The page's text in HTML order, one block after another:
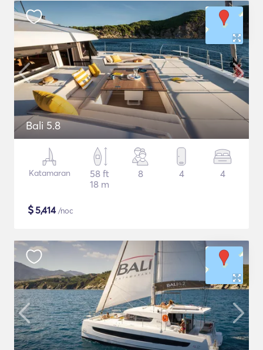
Bali 5.8
Katamaran
58 ft
18 m
8 4 4
$5,414/noc